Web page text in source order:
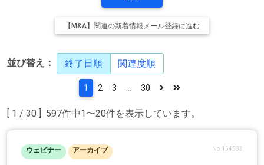
【M&A】関連の新着情報メール登録に進む
並び替え： 終了日順 関連度順
[ 1 / 30 ] 597件中1〜20件を表示しています。
1 2 3 30
ウェビナー アーカイブ No.154583